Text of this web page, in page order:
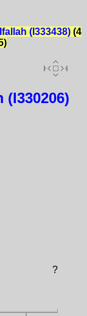
(I333438)(4
?